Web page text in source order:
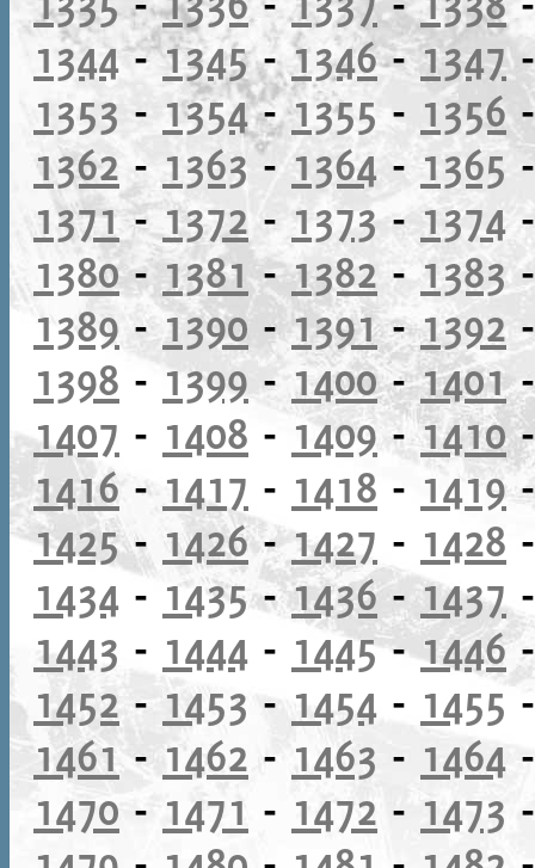
1344-1345-1346-1347
1353 - 1354-1355 - 1356
1362 - 1363- 1364-1365
1371-1372 - 1373-1374
1380-1381-1382-1383
1389 -1390-1391-1392
1398 -1399 -1400-1401
1407 - 1408 - 1409-1410
1416- 1417 - 1418 - 1419
1425- 1426-1427 - 1428
1434 - 1435-1436- 1437
1443 - 1444 - 1445-1446
1452 -1453 - 1454 - 1455
1461- 1462 - 1463 - 1464
1470 - 1471 - 1472 - 1473